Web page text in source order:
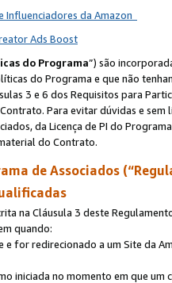
Influenciadores da Amazon
Ads Boost
do Programa”) são
do Programa e que não
3 e 6 dos Requisitos para
Para evitar dúvidas e
da Licença de PI do
do Contrato.
de Associados
na Cláusula 3 deste
quando:
e for redirecionado a um Site da
iniciada no momento em que